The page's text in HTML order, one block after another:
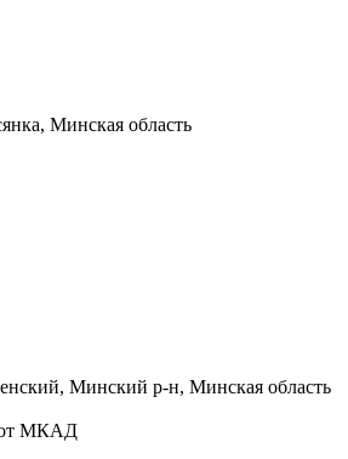
Минская область
Минский р-н, Минская область
МКАД